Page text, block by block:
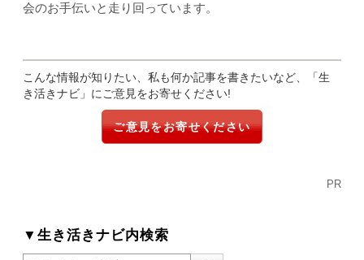
会のお手伝いと走り回っています。
こんな情報が知りたい、私も何か記事を書きたいなど、「生
き活きナビ」にご意見をお寄せください!
ご意見をお寄せください
PR
▼生き活きナビ内検索